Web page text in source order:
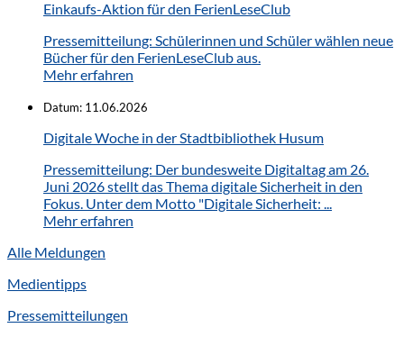
Einkaufs-Aktion für den FerienLeseClub
Pressemitteilung: Schülerinnen und Schüler wählen neue
Bücher für den FerienLeseClub aus.
Mehr erfahren
Datum: 11.06.2026
Digitale Woche in der Stadtbibliothek Husum
Pressemitteilung: Der bundesweite Digitaltag am 26.
Juni 2026 stellt das Thema digitale Sicherheit in den
Fokus. Unter dem Motto "Digitale Sicherheit: ...
Mehr erfahren
Alle Meldungen
Medientipps
Pressemitteilungen